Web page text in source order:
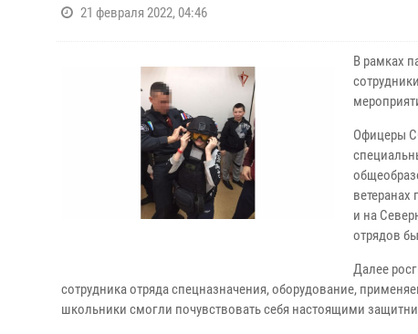
21 февраля 2022, 04:46
В рамках
Офицеры
и на
отрядов
Далее
сотрудника отряда спецназначения, оборудование,
школьники смогли почувствовать себя настоящими